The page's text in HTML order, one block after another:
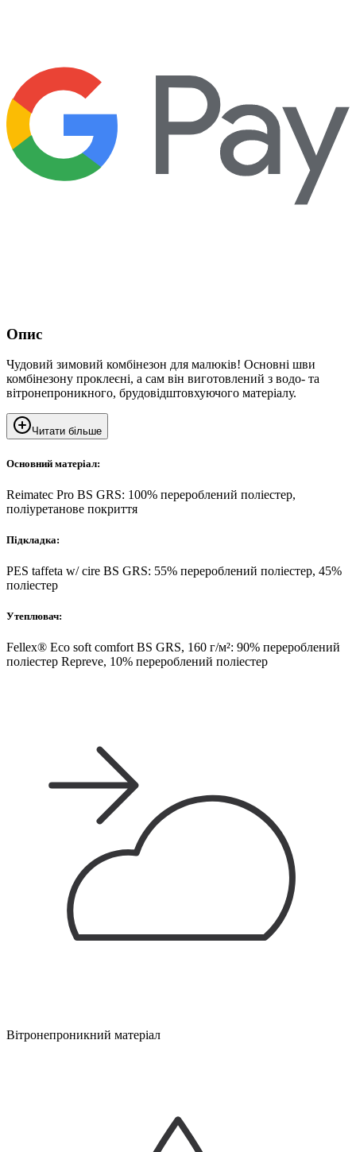
Опис
Чудовий зимовий комбінезон для малюків! Основні шви
комбінезону проклеєні, а сам він виготовлений з водо- та
вітронепроникного, брудовідштовхуючого матеріалу.
Читати більше
Основний матеріал:
Reimatec Pro BS GRS: 100% перероблений поліестер,
поліуретанове покриття
Підкладка:
PES taffeta w/ cire BS GRS: 55% перероблений поліестер, 45%
поліестер
Утеплювач:
Fellex® Eco soft comfort BS GRS, 160 г/м²: 90% перероблений
поліестер Repreve, 10% перероблений поліестер
Вітронепроникний матеріал